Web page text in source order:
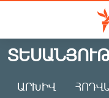
Մատչելիության
Անցնել
հիմնական
Անցնել
ԱԶԱՏՈՒԹՅՈՒՆ TV
ՀԱՅԱՍՏԱՆ
ԱՐԽԻՎ